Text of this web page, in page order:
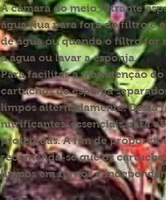
A câmara do meio filtrante
água flua para fora do filtro e
de água ou quando o filtro for
a água ou lavar a esponja.
Para facilitar a manutenção
cartuchos de esponja
limpos alternadamente. Desta
nitrificantes, essenciais para
protegidas. A fim de
recomenda-se que os
limpos em turnos e